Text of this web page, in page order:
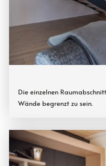
Die einzelnen
Wände begrenzt zu sein.